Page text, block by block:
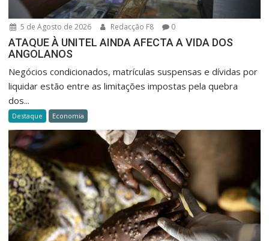
5 de Agosto de 2026 Redacção F8 0
ATAQUE À UNITEL AINDA AFECTA A VIDA DOS
ANGOLANOS
Negócios condicionados, matrículas suspensas e dívidas por
liquidar estão entre as limitações impostas pela quebra
dos...
Destaque Economia